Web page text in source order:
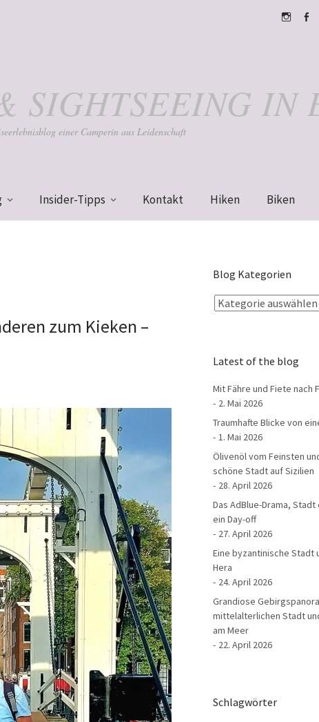
IN
einer Camperin aus Leidenschaft
Insider-Tipps Kontakt Hiken Biken
zum Kieken –
Blog Kategorien
Latest of the blog
Mit Fähre und Fiete nach
2. Mai 2026
Traumhafte Blicke von
1. Mai 2026
Ölivenöl vom Feinsten
schöne Stadt auf Sizilien
28. April 2026
Das AdBlue-Drama,
ein Day-off
27. April 2026
Eine byzantinische Stadt
Hera
24. April 2026
Grandiose
mittelalterlichen Stadt
am Meer
22. April 2026
Schlagwörter